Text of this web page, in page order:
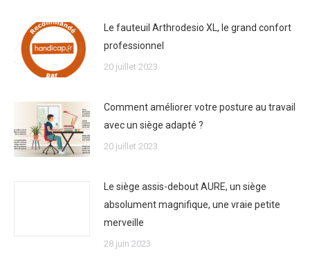
Le fauteuil Arthrodesio XL, le grand confort
professionnel
20 juillet 2023
Comment améliorer votre posture au travail
avec un siège adapté ?
20 juillet 2023
Le siège assis-debout AURE, un siège
absolument magnifique, une vraie petite
merveille
28 juin 2023